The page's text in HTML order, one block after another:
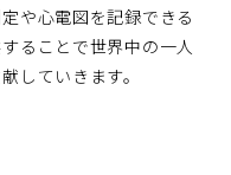
や心電図を記録できる
ることで世界中の一人
していきます。